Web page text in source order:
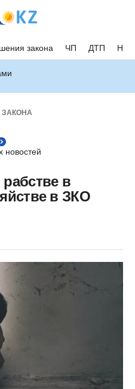
закона ЧП ДТП
новостей
в
в ЗКО